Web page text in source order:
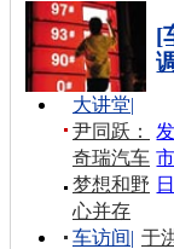
[
调
大讲堂|
尹同跃：
奇瑞汽车
梦想和野
心并存
车访间| 于